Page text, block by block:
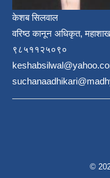
केशब सिलवाल
वरिष्ठ कानून अधिकृत,
९८५११२५०९०
©